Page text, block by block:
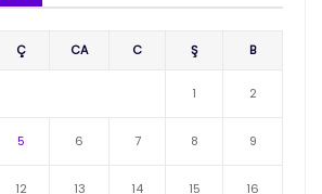
Ç CA C Ş B
1 2
5 6 7 8 9
12 13 14 15 16